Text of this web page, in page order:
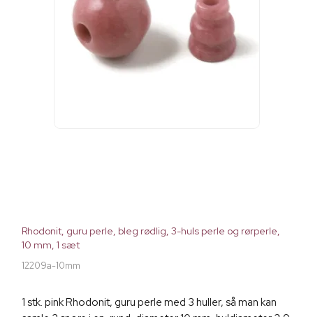
Rhodonit, guru perle, bleg rødlig, 3-huls perle og rørperle,
10 mm, 1 sæt
12209a-10mm
1 stk. pink Rhodonit, guru perle med 3 huller, så man kan